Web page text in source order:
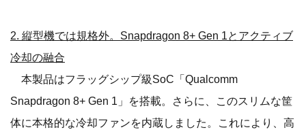
2. 縦型機では規格外。Snapdragon 8+ Gen 1とアクティブ
冷却の融合
本製品はフラッグシップ級SoC「Qualcomm
Snapdragon 8+ Gen 1」を搭載。さらに、このスリムな筐
体に本格的な冷却ファンを内蔵しました。これにより、高